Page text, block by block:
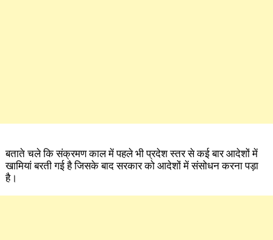
बताते चले कि संक्रमण काल में पहले भी प्रदेश स्तर से कई बार आदेशों में
खामियां बरती गई है जिसके बाद सरकार को आदेशों में संसोधन करना पड़ा
है।